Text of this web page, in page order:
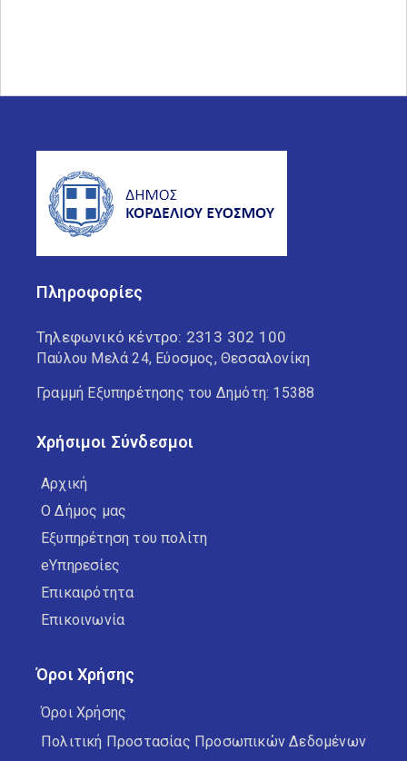
Πληροφορίες
Τηλεφωνικό κέντρο: 2313 302 100
Παύλου Μελά 24, Εύοσμος, Θεσσαλονίκη
Γραμμή Εξυπηρέτησης του Δημότη: 15388
Χρήσιμοι Σύνδεσμοι
Αρχική
Ο Δήμος μας
Εξυπηρέτηση του πολίτη
eΥπηρεσίες
Επικαιρότητα
Επικοινωνία
Όροι Χρήσης
Όροι Χρήσης
Πολιτική Προστασίας Προσωπικών Δεδομένων